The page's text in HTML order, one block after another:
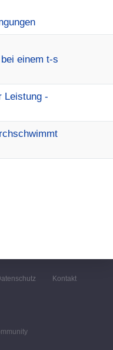
einem t-s
Leistung -
Kontakt